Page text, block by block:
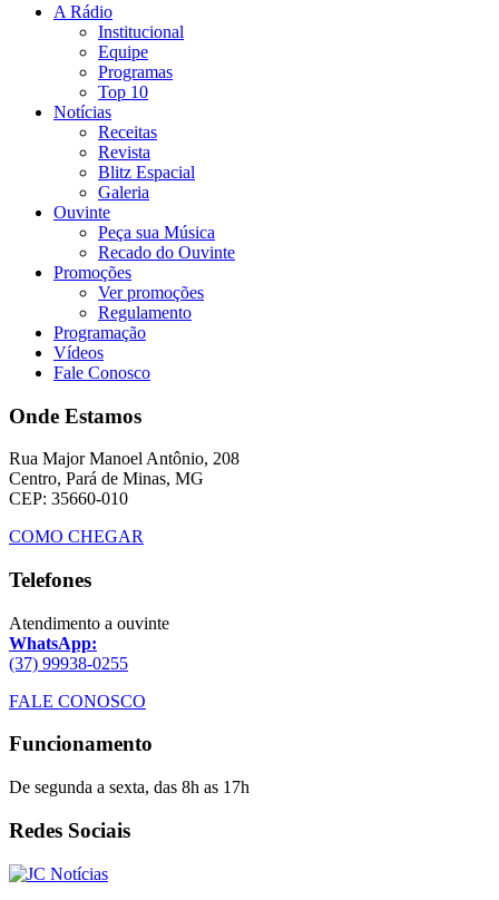
A Rádio
Institucional
Equipe
Programas
Top 10
Notícias
Receitas
Revista
Blitz Espacial
Galeria
Ouvinte
Peça sua Música
Recado do Ouvinte
Promoções
Ver promoções
Regulamento
Programação
Vídeos
Fale Conosco
Onde Estamos
Rua Major Manoel Antônio, 208
Centro, Pará de Minas, MG
CEP: 35660-010
COMO CHEGAR
Telefones
Atendimento a ouvinte
WhatsApp:
(37) 99938-0255
FALE CONOSCO
Funcionamento
De segunda a sexta, das 8h as 17h
Redes Sociais